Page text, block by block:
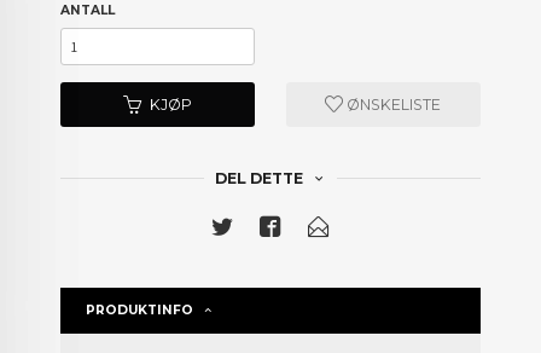
ANTALL
KJØP ØNSKELISTE
DEL DETTE
PRODUKTINFO